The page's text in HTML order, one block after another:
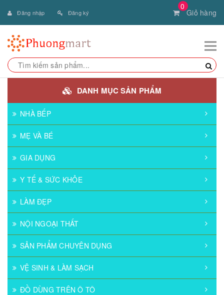
0
Giỏ hàng
Đăng nhập Đăng ký
DANH MỤC SẢN PHẨM
NHÀ BẾP
MẸ VÀ BÉ
GIA DỤNG
Y TẾ & SỨC KHỎE
LÀM ĐẸP
NỘI NGOẠI THẤT
SẢN PHẨM CHUYÊN DỤNG
VỆ SINH & LÀM SẠCH
ĐỒ DÙNG TRÊN Ô TÔ